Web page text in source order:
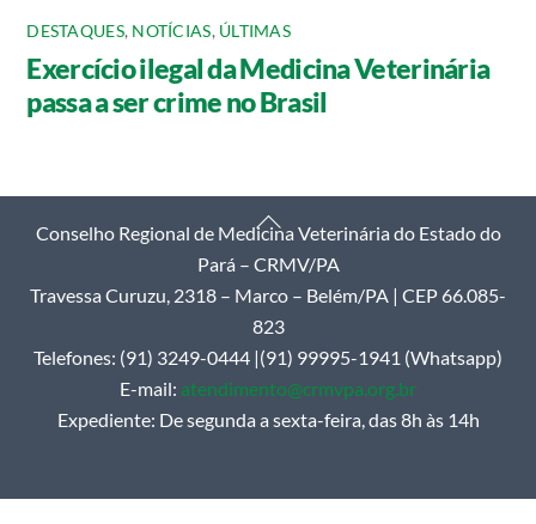
DESTAQUES, NOTÍCIAS, ÚLTIMAS
Exercício ilegal da Medicina Veterinária
passa a ser crime no Brasil
Back
Conselho Regional de Medicina Veterinária do Estado do
Pará – CRMV/PA
Travessa Curuzu, 2318 – Marco – Belém/PA | CEP 66.085-
823
Telefones: (91) 3249-0444 |(91) 99995-1941 (Whatsapp)
E-mail: atendimento@crmvpa.org.br
Expediente: De segunda a sexta-feira, das 8h às 14h